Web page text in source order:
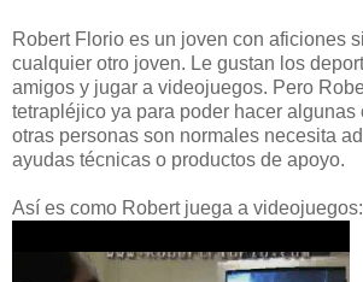
Robert Florio es un joven con aficiones
cualquier otro joven. Le gustan los
amigos y jugar a videojuegos. Pero
tetrapléjico ya para poder hacer algunas
otras personas son normales necesita
ayudas técnicas o productos de apoyo.
Así es como Robert juega a videojuegos: